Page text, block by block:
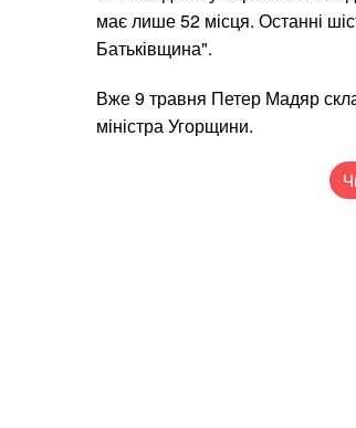
має лише 52 місця. Останні
Батьківщина".
Вже 9 травня Петер Мадяр
міністра Угорщини.